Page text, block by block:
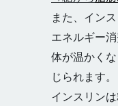
また、イン
エネルギー消
体が温かく
じられます。
インスリン